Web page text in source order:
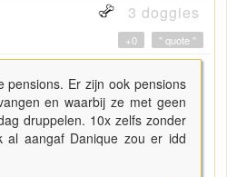
3 doggies
" quote "
+0
pensions. Er zijn ook pensions
en waarbij ze met geen
druppelen. 10x zelfs zonder
al aangaf Danique zou er idd